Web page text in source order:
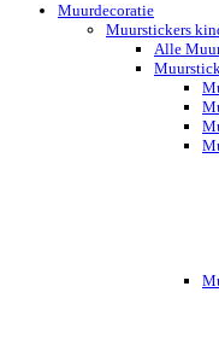
Muurdecoratie
Muurstickers
Alle